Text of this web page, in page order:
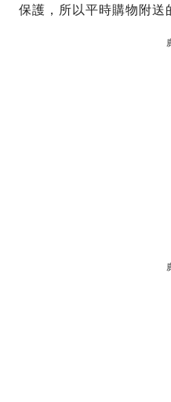
保護，所以平時購物附送